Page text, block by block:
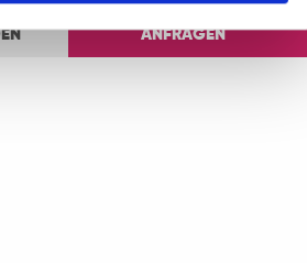
JETZT UNVERBINDLICH
ANFRAGEN